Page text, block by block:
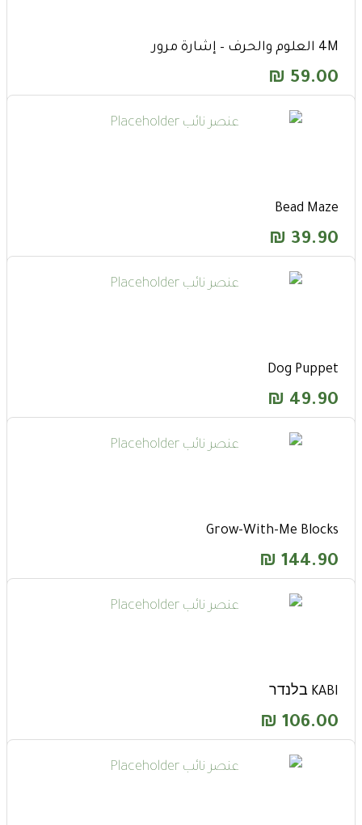
4M العلوم والحرف – إشارة مرور
59.00
₪
Bead Maze
39.90
₪
Dog Puppet
49.90
₪
Grow-With-Me Blocks
144.90
₪
KABI בלנדר
106.00
₪